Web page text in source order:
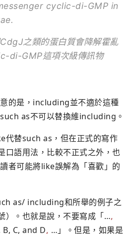
cyclic-di-GMP in
.
CdgJ之類的蛋白質會降解霍亂
di-GMP這項次級傳訊物
的是，including並不適於這種
as不可以替換維including。
代替such as，但在正式的寫作
口語用法，比較不正式之外，也
者可能將like誤解為「喜歡」的
as/ including和所舉的例子之
）。也就是說，不要寫成「…,
B, C, and D, …」。但是，如果是